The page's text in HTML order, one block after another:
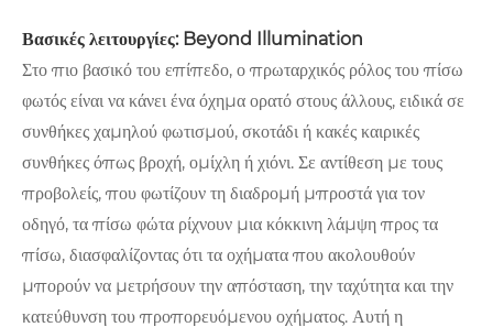
Βασικές λειτουργίες: Beyond Illumination
Στο πιο βασικό του επίπεδο, ο πρωταρχικός ρόλος του πίσω
φωτός είναι να κάνει ένα όχημα ορατό στους άλλους, ειδικά σε
συνθήκες χαμηλού φωτισμού, σκοτάδι ή κακές καιρικές
συνθήκες όπως βροχή, ομίχλη ή χιόνι. Σε αντίθεση με τους
προβολείς, που φωτίζουν τη διαδρομή μπροστά για τον
οδηγό, τα πίσω φώτα ρίχνουν μια κόκκινη λάμψη προς τα
πίσω, διασφαλίζοντας ότι τα οχήματα που ακολουθούν
μπορούν να μετρήσουν την απόσταση, την ταχύτητα και την
κατεύθυνση του προπορευόμενου οχήματος. Αυτή η